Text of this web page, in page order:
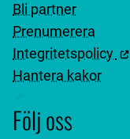
Bli partner
Prenumerera
Integritetspolicy
Hantera kakor
Följ oss